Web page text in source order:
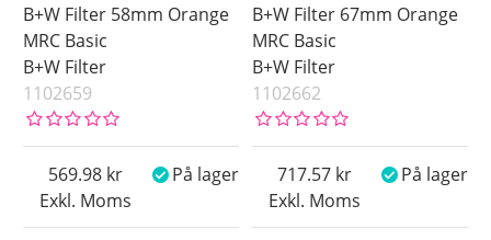
B+W Filter 58mm Orange
MRC Basic
B+W Filter
1102659
Exkl. Moms
569.98 På lager
B+W Filter 67mm Orange
MRC Basic
B+W Filter
1102662
Exkl. Moms
717.57 På lager